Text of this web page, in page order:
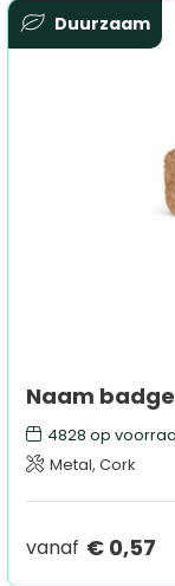
Duurzaam
Naam
4828 op
Metal, Cork
vanaf € 0,57